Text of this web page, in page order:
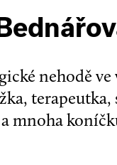
nehodě ve
mnoha